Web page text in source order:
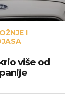
I
više od